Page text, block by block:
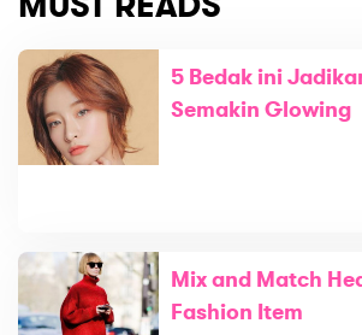
5 Bedak ini
Semakin Glowing
Mix and Match
Fashion Item